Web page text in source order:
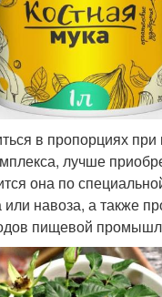
в пропорциях при
лучше
она по
или навоза, а также
пищевой